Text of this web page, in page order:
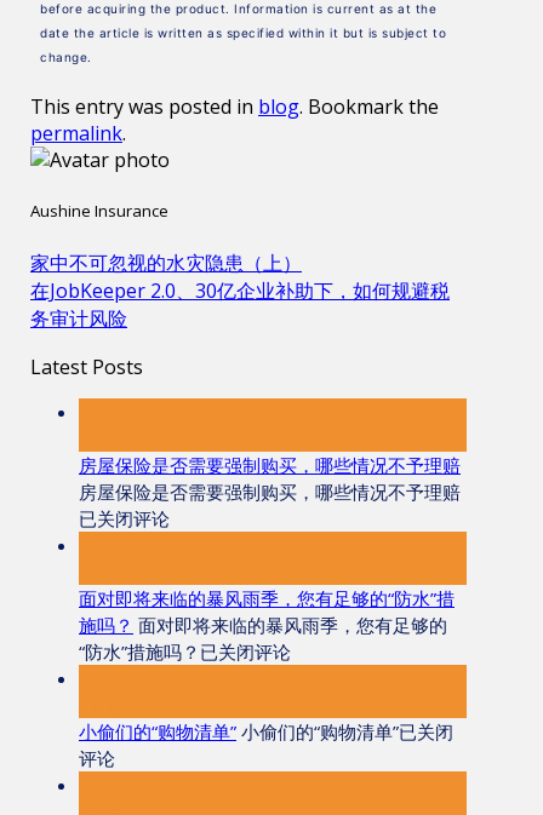
before acquiring the product. Information is current as at the
date the article is written as specified within it but is subject to
change.
This entry was posted in blog. Bookmark the
permalink.
Aushine Insurance
家中不可忽视的水灾隐患（上）
在JobKeeper 2.0、30亿企业补助下，如何规避税
务审计风险
Latest Posts
房屋保险是否需要强制购买，哪些情况不予理赔
房屋保险是否需要强制购买，哪些情况不予理赔
已关闭评论
面对即将来临的暴风雨季，您有足够的“防水”措
施吗？ 面对即将来临的暴风雨季，您有足够的
“防水”措施吗？ 已关闭评论
小偷们的“购物清单” 小偷们的“购物清单”已关闭
评论